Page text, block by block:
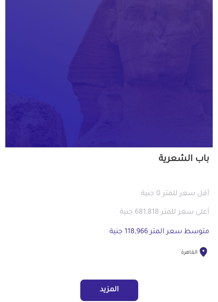
باب الشعرية
أقل سعر للمتر 0 جنية
أعلى سعر للمتر 681,818 جنية
متوسط سعر المتر 118,966 جنية
القاهرة
المزيد